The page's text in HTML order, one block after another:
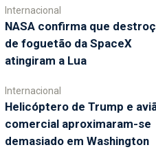
Internacional
NASA confirma que
de foguetão da SpaceX
atingiram a Lua
Internacional
Helicóptero de Trump e
comercial aproximaram-se
demasiado em Washington